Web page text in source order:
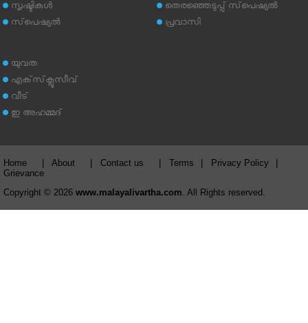
സൃഷ്ടികള്‍
സ്‌പെഷ്യല്‍
തെരഞ്ഞെടുപ്പ് സ്‌പെഷ്യല്‍
പ്രവാസി
യുവത
എക്‌സ്‌ക്ലൂസീവ്
വീട്
ഇ അഹമ്മദ്‌
Home About Contact us Terms Privacy Policy
Grievance
Copyright © 2026 www.malayalivartha.com . All Rights reserved.